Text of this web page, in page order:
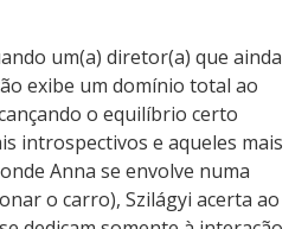
um(a) diretor(a) que ainda
exibe um domínio total ao
o equilíbrio certo
introspectivos e aqueles mais
Anna se envolve numa
o carro), Szilágyi acerta ao